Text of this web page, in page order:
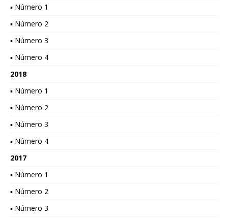
▪ Número 1
▪ Número 2
▪ Número 3
▪ Número 4
2018
▪ Número 1
▪ Número 2
▪ Número 3
▪ Número 4
2017
▪ Número 1
▪ Número 2
▪ Número 3